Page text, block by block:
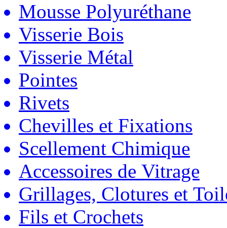
Mousse Polyuréthane
Visserie Bois
Visserie Métal
Pointes
Rivets
Chevilles et Fixations
Scellement Chimique
Accessoires de Vitrage
Grillages, Clotures et
Fils et Crochets